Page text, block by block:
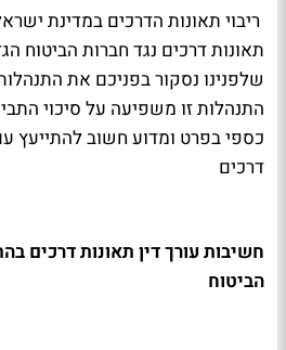
ריבוי תאונות הדרכים במדינת
תאונות דרכים נגד חברות הביטוח
שלפנינו נסקור בפניכם את
התנהלות זו משפיעה על סיכוי
כספי בפרט ומדוע חשוב להתייעץ
דרכים
חשיבות עורך דין תאונות דרכים
הביטוח